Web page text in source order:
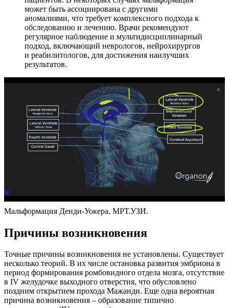
может быть ассоциирована с другими
аномалиями, что требует комплексного подхода к
обследованию и лечению. Врачи рекомендуют
регулярное наблюдение и мультидисциплинарный
подход, включающий неврологов, нейрохирургов
и реабилитологов, для достижения наилучших
результатов.
Мальформация Денди-Уокера. МРТ.УЗИ.
Причины возникновения
Точные причины возникновения не установлены. Существует
несколько теорий. В их числе остановка развития эмбриона в
период формирования ромбовидного отдела мозга, отсутствие
в IV желудочке выходного отверстия, что обусловлено
поздним открытием прохода Мажанди. Еще одна вероятная
причина возникновения – образование типично